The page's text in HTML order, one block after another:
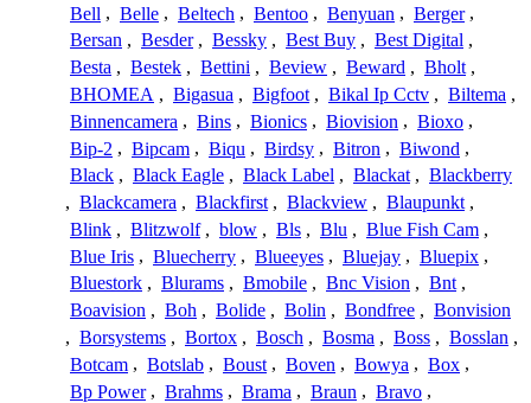
Bell , Belle , Beltech , Bentoo , Benyuan , Berger ,
Bersan , Besder , Bessky , Best Buy , Best Digital ,
Besta , Bestek , Bettini , Beview , Beward , Bholt ,
BHOMEA , Bigasua , Bigfoot , Bikal Ip Cctv , Biltema ,
Binnencamera , Bins , Bionics , Biovision , Bioxo ,
Bip-2 , Bipcam , Biqu , Birdsy , Bitron , Biwond ,
Black , Black Eagle , Black Label , Blackat , Blackberry
, Blackcamera , Blackfirst , Blackview , Blaupunkt ,
Blink , Blitzwolf , blow , Bls , Blu , Blue Fish Cam ,
Blue Iris , Bluecherry , Blueeyes , Bluejay , Bluepix ,
Bluestork , Blurams , Bmobile , Bnc Vision , Bnt ,
Boavision , Boh , Bolide , Bolin , Bondfree , Bonvision
, Borsystems , Bortox , Bosch , Bosma , Boss , Bosslan ,
Botcam , Botslab , Boust , Boven , Bowya , Box ,
Bp Power , Brahms , Brama , Braun , Bravo ,